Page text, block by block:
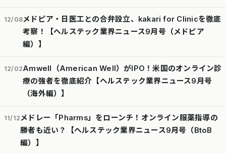
12/08メドピア・日医工との合弁設立、kakari for Clinicを徹底
考察！【ヘルステック業界ニュース9月号（メドピア
編）】
12/02Amwell（American Well）がIPO！米国のオンライン診
療の強者を徹底紹介【ヘルステック業界ニュース9月号
（海外編）】
11/12メドレー「Pharms」をローンチ！オンライン服薬指導の
勝者も近い？【ヘルステック業界ニュース9月号（BtoB
編）】